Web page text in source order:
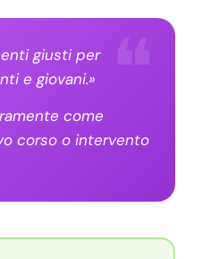
giusti per
e giovani.»
come
corso o intervento